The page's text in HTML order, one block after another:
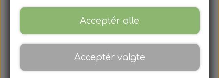
Acceptér alle
Acceptér valgte